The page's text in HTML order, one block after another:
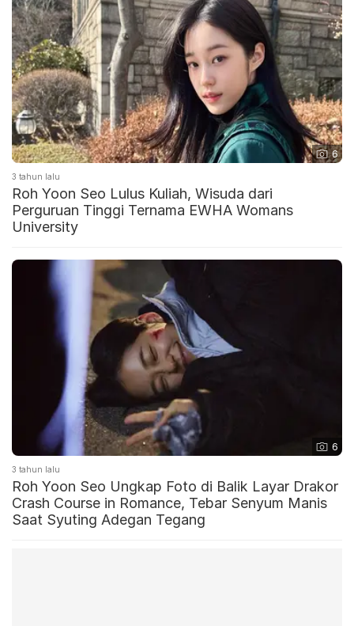
6
3 tahun lalu
Roh Yoon Seo Lulus Kuliah, Wisuda dari
Perguruan Tinggi Ternama EWHA Womans
University
6
3 tahun lalu
Roh Yoon Seo Ungkap Foto di Balik Layar Drakor
Crash Course in Romance, Tebar Senyum Manis
Saat Syuting Adegan Tegang